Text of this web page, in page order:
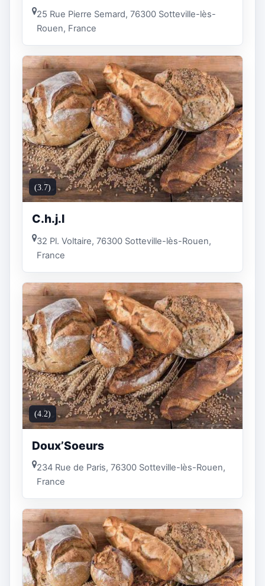
25 Rue Pierre Semard, 76300 Sotteville-lès-
Rouen, France
(3.7)
C.h.j.l
32 Pl. Voltaire, 76300 Sotteville-lès-Rouen,
France
(4.2)
Doux’Soeurs
234 Rue de Paris, 76300 Sotteville-lès-Rouen,
France